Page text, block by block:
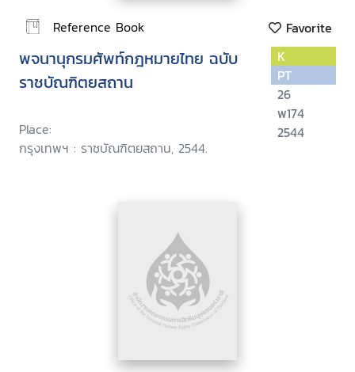
Reference Book Favorite
พจนานุกรมศัพท์กฎหมายไทย ฉบับ
ราชบัณฑิตยสถาน
Place:
กรุงเทพฯ : ราชบัณฑิตยสถาน, 2544.
K
PT
26
พ174
2544